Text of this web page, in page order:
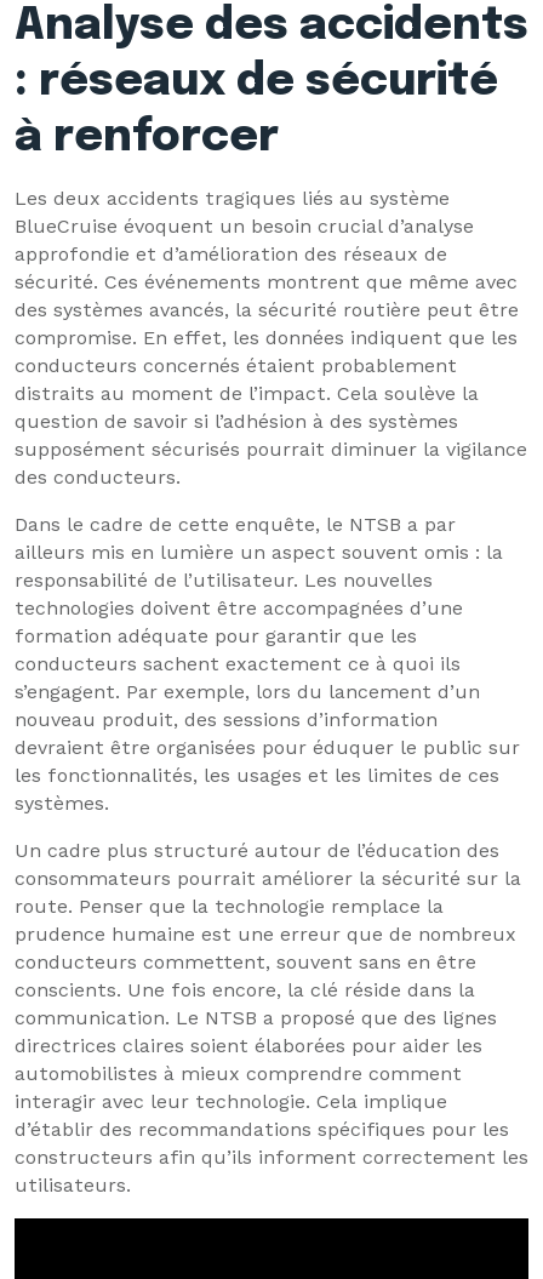
Analyse des accidents
: réseaux de sécurité
à renforcer
Les deux accidents tragiques liés au système
BlueCruise évoquent un besoin crucial d’analyse
approfondie et d’amélioration des réseaux de
sécurité. Ces événements montrent que même avec
des systèmes avancés, la sécurité routière peut être
compromise. En effet, les données indiquent que les
conducteurs concernés étaient probablement
distraits au moment de l’impact. Cela soulève la
question de savoir si l’adhésion à des systèmes
supposément sécurisés pourrait diminuer la vigilance
des conducteurs.
Dans le cadre de cette enquête, le NTSB a par
ailleurs mis en lumière un aspect souvent omis : la
responsabilité de l’utilisateur. Les nouvelles
technologies doivent être accompagnées d’une
formation adéquate pour garantir que les
conducteurs sachent exactement ce à quoi ils
s’engagent. Par exemple, lors du lancement d’un
nouveau produit, des sessions d’information
devraient être organisées pour éduquer le public sur
les fonctionnalités, les usages et les limites de ces
systèmes.
Un cadre plus structuré autour de l’éducation des
consommateurs pourrait améliorer la sécurité sur la
route. Penser que la technologie remplace la
prudence humaine est une erreur que de nombreux
conducteurs commettent, souvent sans en être
conscients. Une fois encore, la clé réside dans la
communication. Le NTSB a proposé que des lignes
directrices claires soient élaborées pour aider les
automobilistes à mieux comprendre comment
interagir avec leur technologie. Cela implique
d’établir des recommandations spécifiques pour les
constructeurs afin qu’ils informent correctement les
utilisateurs.